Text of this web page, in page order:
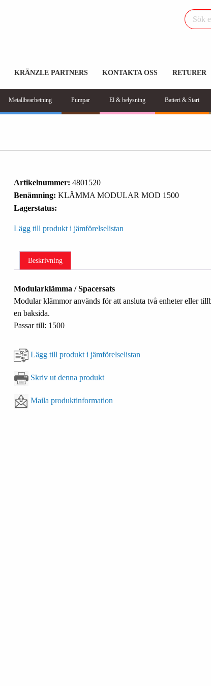
KRÄNZLE PARTNERS KONTAKTA OSS RETURER
Metallbearbetning Pumpar El & belysning Batteri & Start
Artikelnummer: 4801520
Benämning: KLÄMMA MODULAR MOD 1500
Lagerstatus:
Lägg till produkt i jämförelselistan
Beskrivning
Modularklämma / Spacersats
Modular klämmor används för att ansluta två enheter eller
en baksida.
Passar till: 1500
Lägg till produkt i jämförelselistan
Skriv ut denna produkt
Maila produktinformation